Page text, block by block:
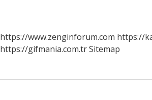
Düşünür
Kim
https://www.zenginforum.com https://
https://gifmania.com.trSitemap